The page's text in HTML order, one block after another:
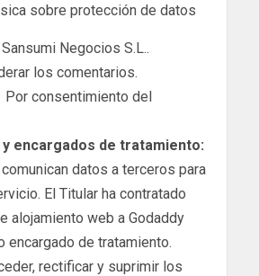
sobre protección de datos
Sansumi Negocios S.L..
los comentarios.
Por consentimiento del
encargados de tratamiento:
datos a terceros para
El Titular ha contratado
alojamiento web a Godaddy
encargado de tratamiento.
rectificar y suprimir los